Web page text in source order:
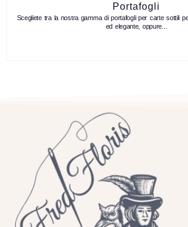
Portafogli
Scegliete tra la nostra gamma di portafogli per carte sottili
ed elegante, oppure...